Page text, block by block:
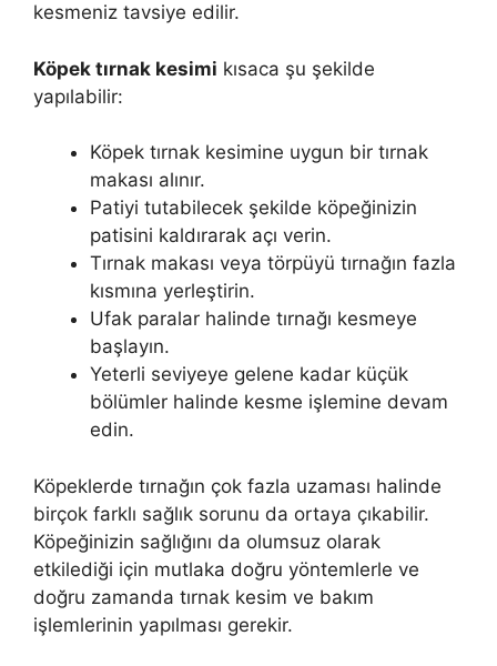
kesmeniz tavsiye edilir.
Köpek tırnak kesimi kısaca şu şekilde
yapılabilir:
Köpek tırnak kesimine uygun bir tırnak
makası alınır.
Patiyi tutabilecek şekilde köpeğinizin
patisini kaldırarak açı verin.
Tırnak makası veya törpüyü tırnağın fazla
kısmına yerleştirin.
Ufak paralar halinde tırnağı kesmeye
başlayın.
Yeterli seviyeye gelene kadar küçük
bölümler halinde kesme işlemine devam
edin.
Köpeklerde tırnağın çok fazla uzaması halinde
birçok farklı sağlık sorunu da ortaya çıkabilir.
Köpeğinizin sağlığını da olumsuz olarak
etkilediği için mutlaka doğru yöntemlerle ve
doğru zamanda tırnak kesim ve bakım
işlemlerinin yapılması gerekir.